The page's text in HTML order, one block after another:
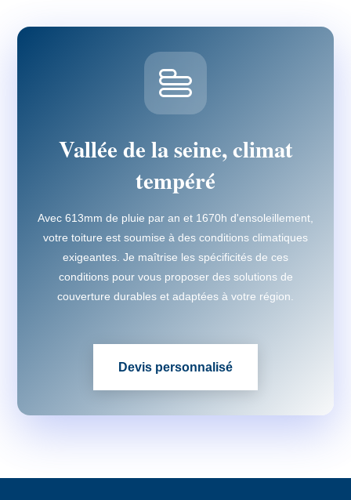
Vallée de la seine, climat
tempéré
Avec 613mm de pluie par an et 1670h d'ensoleillement,
votre toiture est soumise à des conditions climatiques
exigeantes. Je maîtrise les spécificités de ces
conditions pour vous proposer des solutions de
couverture durables et adaptées à votre région.
Devis personnalisé